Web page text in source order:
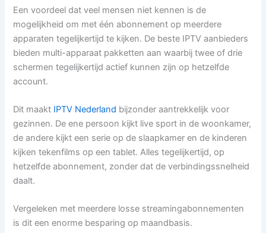
Een voordeel dat veel mensen niet kennen is de
mogelijkheid om met één abonnement op meerdere
apparaten tegelijkertijd te kijken. De beste IPTV aanbieders
bieden multi-apparaat pakketten aan waarbij twee of drie
schermen tegelijkertijd actief kunnen zijn op hetzelfde
account.
Dit maakt IPTV Nederland bijzonder aantrekkelijk voor
gezinnen. De ene persoon kijkt live sport in de woonkamer,
de andere kijkt een serie op de slaapkamer en de kinderen
kijken tekenfilms op een tablet. Alles tegelijkertijd, op
hetzelfde abonnement, zonder dat de verbindingssnelheid
daalt.
Vergeleken met meerdere losse streamingabonnementen
is dit een enorme besparing op maandbasis.